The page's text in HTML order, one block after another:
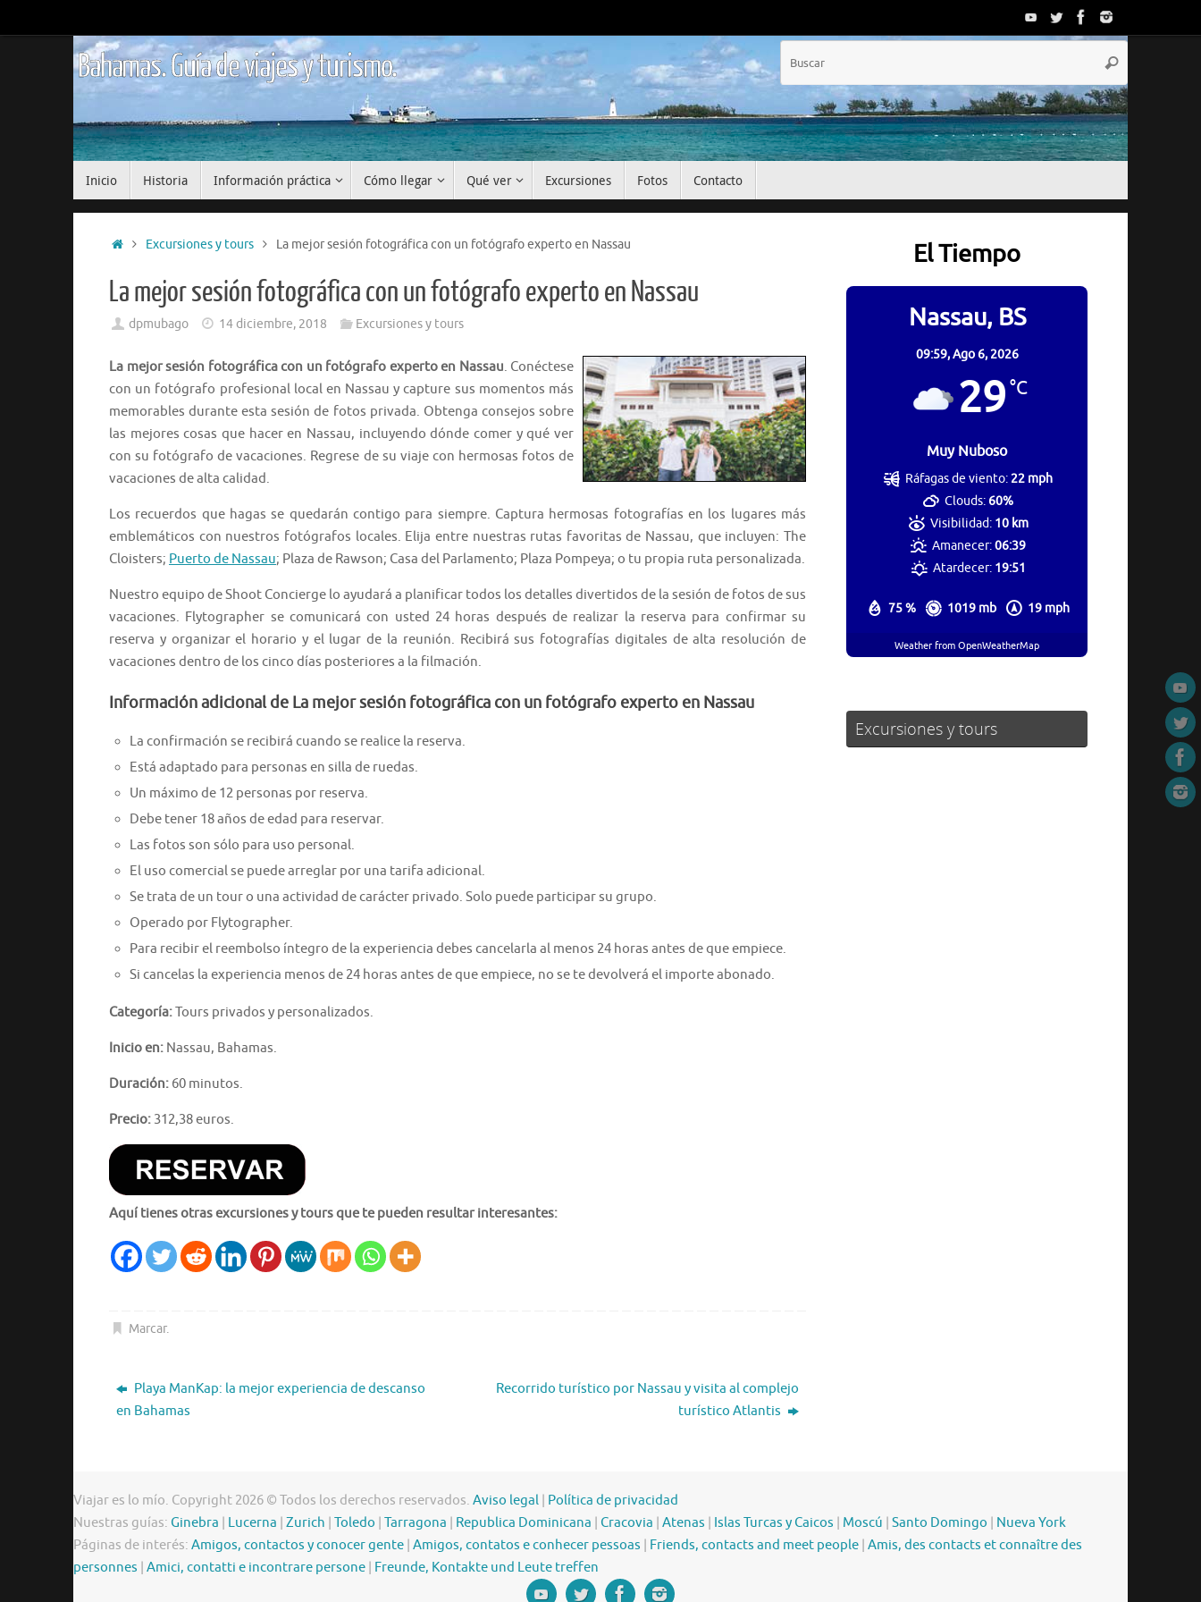
al
Bahamas. Guía de viajes y turismo. Buscar
Inicio Historia Información práctica Cómo llegar Qué ver Excursiones Fotos Contacto
InicioExcursiones y tours La mejor sesión fotográfica con un fotógrafo experto en Nassau
La mejor sesión fotográfica con un fotógrafo experto en Nassau
dpmubago 14 diciembre, 2018 Excursiones y tours
La mejor sesión fotográfica con un fotógrafo experto en Nassau. Conéctese
con un fotógrafo profesional local en Nassau y capture sus momentos más
memorables durante esta sesión de fotos privada. Obtenga consejos sobre
las mejores cosas que hacer en Nassau, incluyendo dónde comer y qué ver
con su fotógrafo de vacaciones. Regrese de su viaje con hermosas fotos de
vacaciones de alta calidad.
Los recuerdos que hagas se quedarán contigo para siempre. Captura hermosas fotografías en los lugares más
emblemáticos con nuestros fotógrafos locales. Elija entre nuestras rutas favoritas de Nassau, que incluyen: The
Cloisters; Puerto de Nassau; Plaza de Rawson; Casa del Parlamento; Plaza Pompeya; o tu propia ruta personalizada.
Nuestro equipo de Shoot Concierge lo ayudará a planificar todos los detalles divertidos de la sesión de fotos de sus
vacaciones. Flytographer se comunicará con usted 24 horas después de realizar la reserva para confirmar su
reserva y organizar el horario y el lugar de la reunión. Recibirá sus fotografías digitales de alta resolución de
vacaciones dentro de los cinco días posteriores a la filmación.
Información adicional de La mejor sesión fotográfica con un fotógrafo experto en Nassau
La confirmación se recibirá cuando se realice la reserva.
Está adaptado para personas en silla de ruedas.
Un máximo de 12 personas por reserva.
Debe tener 18 años de edad para reservar.
Las fotos son sólo para uso personal.
El uso comercial se puede arreglar por una tarifa adicional.
Se trata de un tour o una actividad de carácter privado. Solo puede participar su grupo.
Operado por Flytographer.
Para recibir el reembolso íntegro de la experiencia debes cancelarla al menos 24 horas antes de que empiece.
Si cancelas la experiencia menos de 24 horas antes de que empiece, no se te devolverá el importe abonado.
Categoría:Tours privados y personalizados.
Inicio en: Nassau, Bahamas.
Duración: 60 minutos.
Precio: 312,38 euros.
Aquí tienes otras excursiones y tours que te pueden resultar interesantes:
Marcar.
Playa ManKap: la mejor experiencia de descanso
en Bahamas
Recorrido turístico por Nassau y visita al complejo
turístico Atlantis
El Tiempo
Nassau, BS
09:59,Ago 6, 2026
29°C
Muy Nuboso
75 % 1019 mb 19 mph
Ráfagas de viento:22 mph
Clouds:60%
Visibilidad: 10 km
Amanecer:06:39
Atardecer: 19:51
Weather from OpenWeatherMap
Excursiones y tours
Viajar es lo mío. Copyright 2026 © Todos los derechos reservados. Aviso legal | Política de privacidad
Nuestras guías: Ginebra | Lucerna | Zurich | Toledo | Tarragona | Republica Dominicana | Cracovia | Atenas | Islas Turcas y Caicos | Moscú | Santo Domingo | Nueva York
Páginas de interés: Amigos, contactos y conocer gente | Amigos, contatos e conhecer pessoas | Friends, contacts and meet people | Amis, des contacts et connaître des
personnes | Amici, contatti e incontrare persone | Freunde, Kontakte und Leute treffen